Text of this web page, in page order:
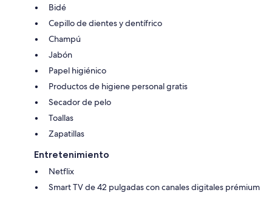
Bidé
Cepillo de dientes y dentífrico
Champú
Jabón
Papel higiénico
Productos de higiene personal gratis
Secador de pelo
Toallas
Zapatillas
Entretenimiento
Netflix
Smart TV de 42 pulgadas con canales digitales prémium